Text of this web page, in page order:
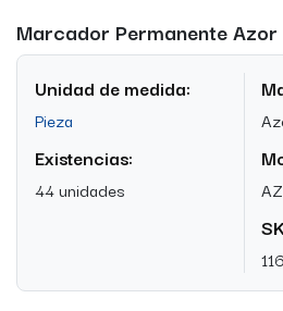
Marcador Permanente Azor
Unidad de medida:
Pieza
Existencias:
44 unidades